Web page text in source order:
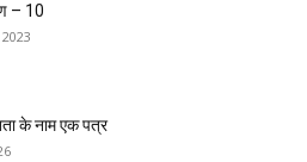
– 10
के नाम एक पत्र